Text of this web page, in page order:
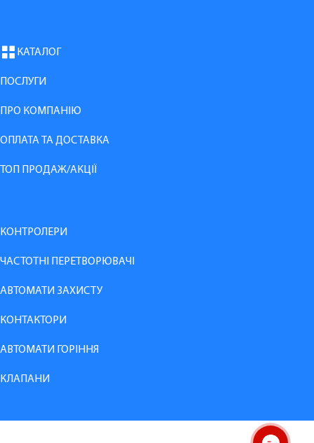
КАТАЛОГ
ПОСЛУГИ
ПРО КОМПАНІЮ
ОПЛАТА ТА ДОСТАВКА
ТОП ПРОДАЖ/АКЦІЇ
КОНТРОЛЕРИ
ЧАСТОТНІ ПЕРЕТВОРЮВАЧІ
АВТОМАТИ ЗАХИСТУ
КОНТАКТОРИ
АВТОМАТИ ГОРІННЯ
КЛАПАНИ